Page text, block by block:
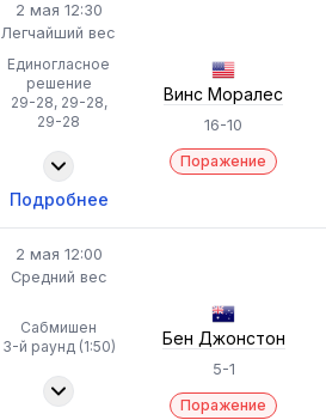
2 мая 12:30
Легчайший вес
Единогласное
решение
29-28, 29-28,
29-28
Винс Моралес
16-10
Поражение
Подробнее
2 мая 12:00
Средний вес
Сабмишен
3-й раунд (1:50)
Бен Джонстон
5-1
Поражение